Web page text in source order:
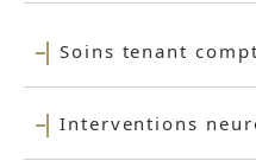
Soins tenant
Interventions